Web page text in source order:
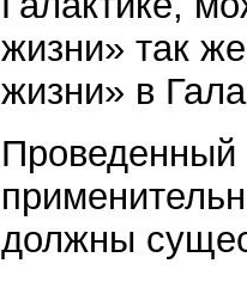
жизни» так
жизни» в
Проведенный
должны